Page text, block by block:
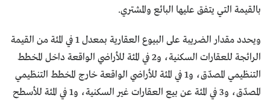
بالقيمة التي يتفق عليها البائع والمشتري.
ويحدد مقدار الضريبة على البيوع العقارية بمعدل 1 في المئة من القيمة
الرائجة للعقارات السكنية، و2 في المئة للأراضي الواقعة داخل المخطط
التنظيمي المصدّق، و1 في المئة للأراضي الواقعة خارج المخطط التنظيمي
المصدّق، و3 في المئة عن بيع العقارات غير السكنية، و1 في المئة للأسطح